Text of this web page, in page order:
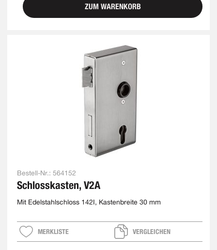
ZUM WARENKORB
Bestell-Nr.: 564152
Schlosskasten, V2A
Mit Edelstahlschloss 142I, Kastenbreite 30 mm
MERKLISTE VERGLEICHEN